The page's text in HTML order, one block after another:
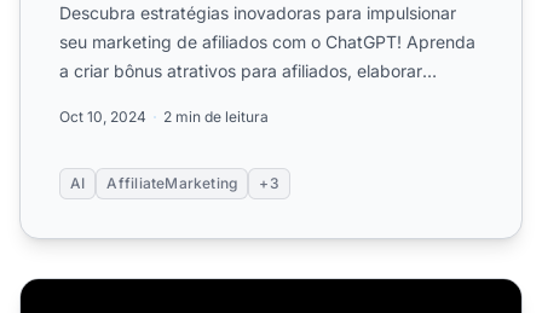
Descubra estratégias inovadoras para impulsionar
seu marketing de afiliados com o ChatGPT! Aprenda
a criar bônus atrativos para afiliados, elaborar
Oct 10, 2024 2 min de leitura
AI AffiliateMarketing +3
Como Usar o ChatGPT Para EXPLODIR Seu Instagram